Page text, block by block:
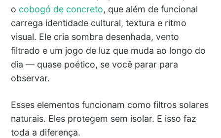
o cobogó de concreto, que além de funcional
carrega identidade cultural, textura e ritmo
visual. Ele cria sombra desenhada, vento
filtrado e um jogo de luz que muda ao longo do
dia — quase poético, se você parar para
observar.
Esses elementos funcionam como filtros solares
naturais. Eles protegem sem isolar. E isso faz
toda a diferença.